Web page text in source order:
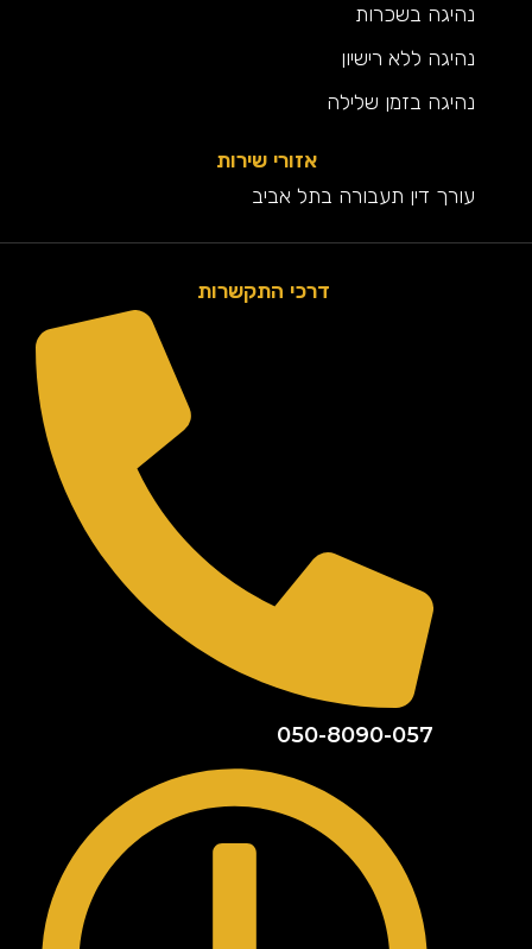
נהיגה בשכרות
נהיגה ללא רישיון
נהיגה בזמן שלילה
אזורי שירות
עורך דין תעבורה בתל אביב
דרכי התקשרות
050-8090-057